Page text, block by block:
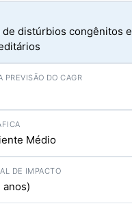
de distúrbios congênitos e
Médio
anos)